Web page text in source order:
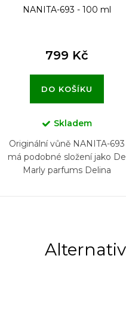
NANITA-693 - 100 ml
799 Kč
DO KOŠÍKU
Skladem
Originální vůně NANITA-693
má podobné složení jako De
Marly parfums Delina